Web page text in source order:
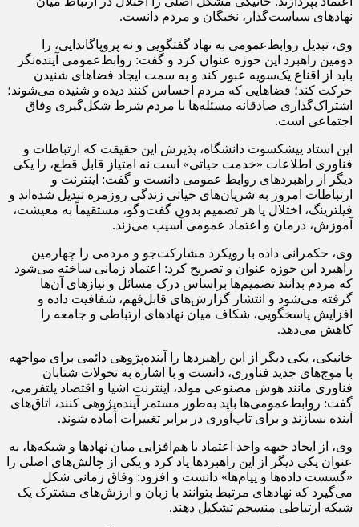
نهادهای سیاست‌گذار، نخبگان و مردم دانست.
وی، تبدیل روابط‌عمومی به نهاد گفتگویی و نه پروپاگاندایی، را
دومین راهبرد این حوزه عنوان کرد و گفت: روابط‌عمومی آینده‌نگر
باید از اقناع یک‌سویه عبور کند و به سمت ایجاد فضاهای شنیدن
حرکت کند؛ فضاهایی که مردم احساس کنند دیده و شنیده می‌شوند؛
اشتراک‌گذاری صادقانه مسئله‌ها با مردم شرط شکل‌گیری وفاق
اجتماعی است.
این استاد پیشکسوت دانشگاه، پذیرش این حقیقت که ارتباطات و
فناوری اطلاعات «خدمت حیاتی» است نه امتیاز قابل قطع، را یکی
دیگر از راهبردهای روابط عمومی دانست و گفت: اینترنت و
ارتباطات امروز به شریان‌های حیاتی زندگی روزمره تبدیل شده‌اند و
فیلترینگ، اختلال یا هر تصمیم بدون گفت‌وگو، مستقیماً به معیشت،
آموزش، درمان و اعتماد عمومی آسیب می‌زند.
وی، حکمرانی داده با رویکرد مشارکت‌جو و مردمی را چهارمین
راهبرد این حوزه عنوان و تصریح کرد: اعتماد زمانی ساخته می‌شود
که مردم بدانند تصمیم‌ها براساس درک مسائل و نیازهای آن‌ها
گرفته می‌شود و انتشار گزارش‌های قابل‌فهم، شفافیت داده و
افزایش پاسخگویی، شکاف میان نهادهای ارتباطی و جامعه را
کاهش می‌دهد.
خانیکی، یکی دیگر از این راهبردها را آینده‌پژوهی دائمی برای مواجهه
با موج‌های جدید فناوری، دانست و با اشاره به تحولات شتابان
فناوری مانند هوش مصنوعی مولد، اینترنت اشیا و اقتصاد پلتفرمی،
گفت: روابط‌عمومی‌ها باید به‌طور مستمر آینده‌پژوهی کنند، اتاق‌های
آینده بسازند و برای تاب‌آوری در برابر تغییرات آماده شوند.
وی، از ایجاد جبهه واحد اعتماد با هم‌افزایی میان نهادها و شبکه‌ها، به
عنوان یکی دیگر از این راهبردها یاد کرد و یکی از چالش‌های اصلی را
«گسست داده‌ها و پیام‌ها» دانست و افزود: وفاق زمانی شکل
می‌گیرد که نهادهای مرتبط بتوانند با زبان و ارزش‌های مشترک یک
شبکه ارتباطی منسجم تشکیل دهند.